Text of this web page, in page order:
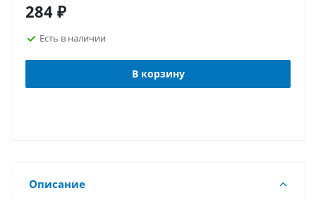
284 ₽
Есть в наличии
В корзину
Описание